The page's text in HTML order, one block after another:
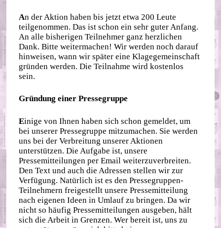
An der Aktion haben bis jetzt etwa 200 Leute
teilgenommen. Das ist schon ein sehr guter Anfang.
An alle bisherigen Teilnehmer ganz herzlichen
Dank. Bitte weitermachen! Wir werden noch darauf
hinweisen, wann wir später eine Klagegemeinschaft
gründen werden. Die Teilnahme wird kostenlos
sein.
Gründung einer Pressegruppe
Einige von Ihnen haben sich schon gemeldet, um
bei unserer Pressegruppe mitzumachen. Sie werden
uns bei der Verbreitung unserer Aktionen
unterstützen. Die Aufgabe ist, unsere
Pressemitteilungen per Email weiterzuverbreiten.
Den Text und auch die Adressen stellen wir zur
Verfügung. Natürlich ist es den Pressegruppen-
Teilnehmern freigestellt unsere Pressemitteilung
nach eigenen Ideen in Umlauf zu bringen. Da wir
nicht so häufig Pressemitteilungen ausgeben, hält
sich die Arbeit in Grenzen. Wer bereit ist, uns zu